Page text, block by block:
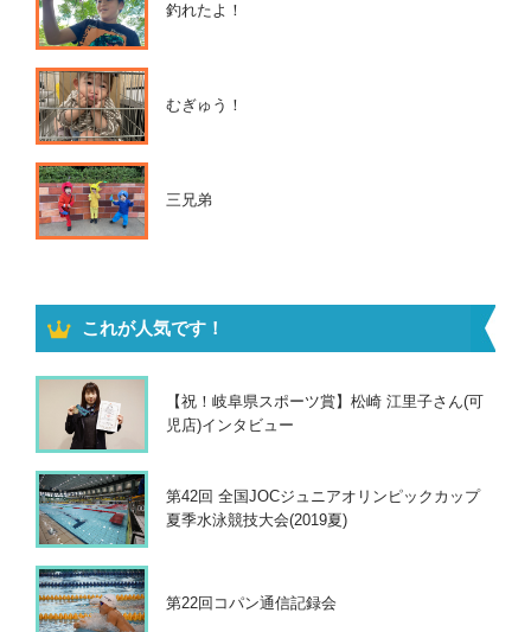
釣れたよ！
むぎゅう！
三兄弟
これが人気です！
【祝！岐阜県スポーツ賞】松崎 江里子さん(可
児店)インタビュー
第42回 全国JOCジュニアオリンピックカップ
夏季水泳競技大会(2019夏)
第22回コパン通信記録会